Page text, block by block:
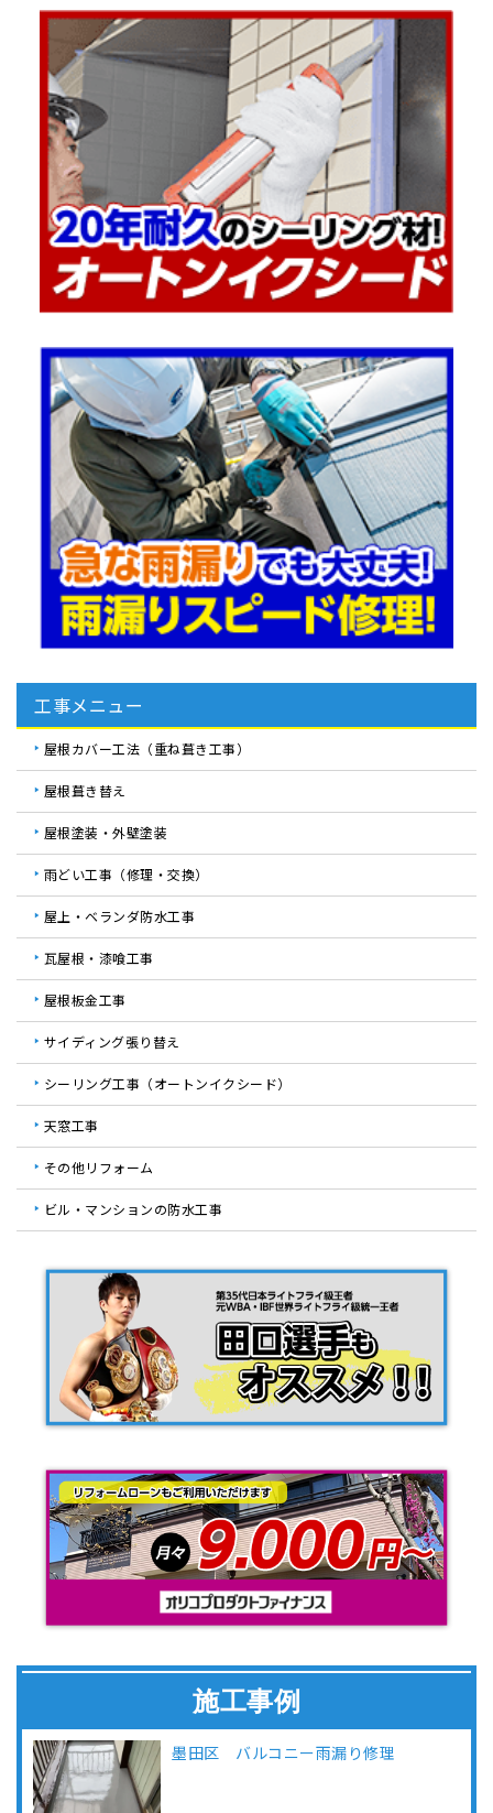
工事メニュー
屋根カバー工法（重ね葺き工事）
屋根葺き替え
屋根塗装・外壁塗装
雨どい工事（修理・交換）
屋上・ベランダ防水工事
瓦屋根・漆喰工事
屋根板金工事
サイディング張り替え
シーリング工事（オートンイクシード）
天窓工事
その他リフォーム
ビル・マンションの防水工事
施工事例
墨田区 バルコニー雨漏り修理